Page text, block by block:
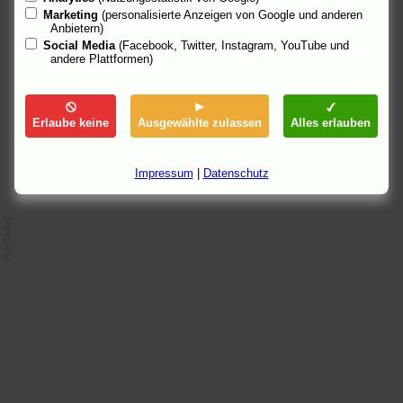
aussehen und lässig bleiben.Dominik Kamalzadeh
Der innere Feind.
---
Links: Filmfestival Venedig
Marketing (personalisierte Anzeigen von Google und anderen
Anbietern)
Social Media (Facebook, Twitter, Instagram, YouTube und
andere Plattformen)
Erlaube keine Ausgewählte zulassen Alles erlauben
Impressum Datenschutz